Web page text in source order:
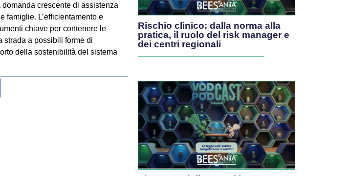
crescente di assistenza
famiglie. L’efficientamento e
chiave per contenere le
strada a possibili forme di
della sostenibilità del sistema
Rischio clinico: dalla norma alla
pratica, il ruolo del risk manager e
dei centri regionali